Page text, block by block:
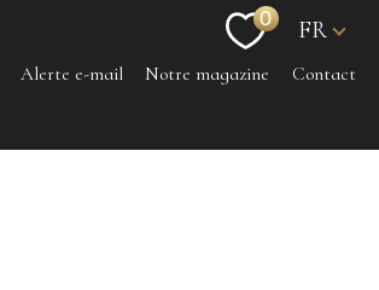
0 FR
Alerte e-mail Notre magazine Contact